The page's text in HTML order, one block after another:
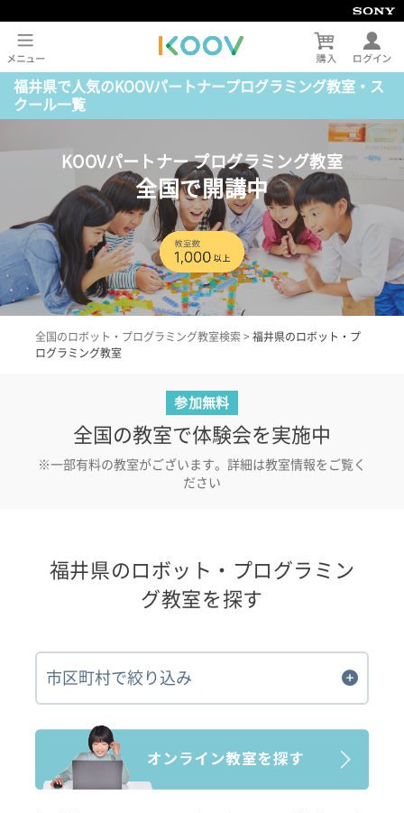
福井県で人気のKOOVパートナープログラミング教室・ス
クール一覧
KOOVパートナー プログラミング教室
全国で開講中
全国のロボット・プログラミング教室検索 > 福井県のロボット・プ
ログラミング教室
参加無料
全国の教室で体験会を実施中
※一部有料の教室がございます。詳細は教室情報をご覧く
ださい
福井県のロボット・プログラミン
グ教室を探す
市区町村で絞り込み